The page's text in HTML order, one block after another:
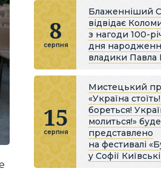
8
серпня
Блаженніший
відвідає
з нагоди 100-
дня
владики Павла
15
серпня
Мистецький
«Україна
бореться!
молиться!» буде
представлено
на фестивалі
у Софії